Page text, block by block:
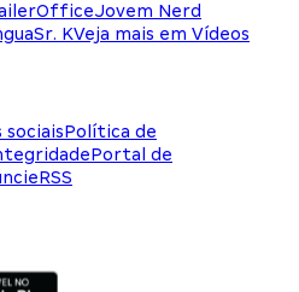
Jovem Nerd
Sr. KVeja mais em Vídeos
sociaisPolítica de
Portal de
RSS